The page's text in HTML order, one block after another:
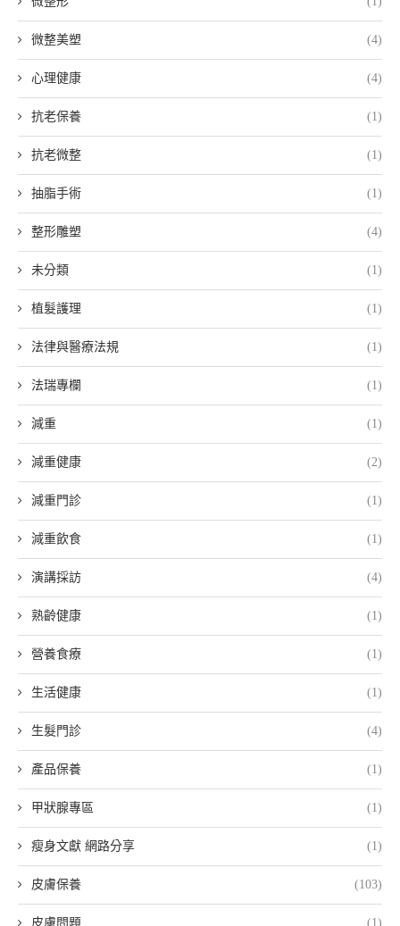
微整美塑 (4)
心理健康 (4)
抗老保養 (1)
抗老微整 (1)
抽脂手術 (1)
整形雕塑 (4)
未分類 (1)
植髮護理 (1)
法律與醫療法規 (1)
法瑞專欄 (1)
減重 (1)
減重健康 (2)
減重門診 (1)
減重飲食 (1)
演講採訪 (4)
熟齡健康 (1)
營養食療 (1)
生活健康 (1)
生髮門診 (4)
產品保養 (1)
甲狀腺專區 (1)
瘦身文獻 網路分享 (1)
皮膚保養 (103)
皮膚問題 (1)